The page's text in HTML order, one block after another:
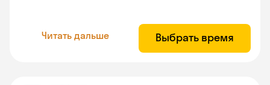
Читать дальше Выбрать время